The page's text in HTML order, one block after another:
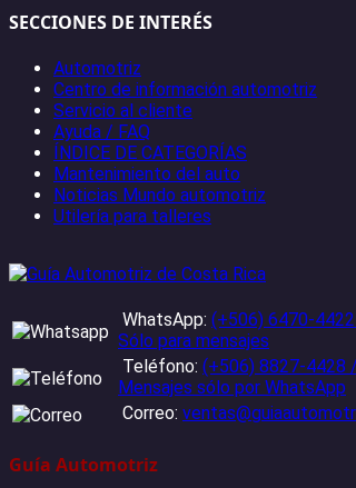
SECCIONES DE INTERÉS
Automotriz
Centro de información automotriz
Servicio al cliente
Ayuda / FAQ
ÍNDICE DE CATEGORÍAS
Mantenimiento del auto
Noticias Mundo automotriz
Utilería para talleres
WhatsApp: (+506) 6470-
Sólo para mensajes
Teléfono: (+506) 8827-4428 /
Mensajes sólo por WhatsApp
Correo:
Guía Automotriz